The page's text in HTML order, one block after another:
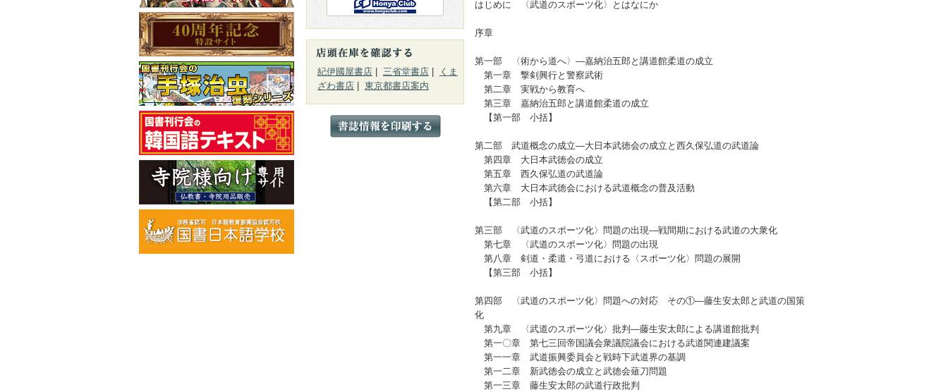
はじめに 〈武道のスポーツ化〉とはなにか
序章
第一部 〈術から道へ〉―嘉納治五郎と講道館柔道の成立
第一章 撃剣興行と警察武術
第二章 実戦から教育へ
第三章 嘉納治五郎と講道館柔道の成立
【第一部 小括】
第二部 武道概念の成立―大日本武徳会の成立と西久保弘道の武道論
第四章 大日本武徳会の成立
第五章 西久保弘道の武道論
第六章 大日本武徳会における武道概念の普及活動
【第二部 小括】
第三部 〈武道のスポーツ化〉問題の出現―戦間期における武道の大衆化
第七章 〈武道のスポーツ化〉問題の出現
第八章 剣道・柔道・弓道における〈スポーツ化〉問題の展開
【第三部 小括】
第四部 〈武道のスポーツ化〉問題への対応 その①―藤生安太郎と武道の国策
化
第九章 〈武道のスポーツ化〉批判―藤生安太郎による講道館批判
第一〇章 第七三回帝国議会衆議院議会における武道関連建議案
第一一章 武道振興委員会と戦時下武道界の基調
第一二章 新武徳会の成立と武徳会薙刀問題
第一三章 藤生安太郎の武道行政批判
紀伊國屋書店 三省堂書店
くま
ざわ書店
東京都書店案内